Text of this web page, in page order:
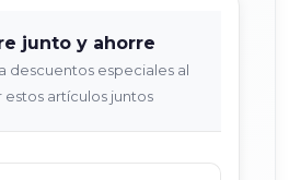
junto y ahorre
descuentos especiales al
estos artículos juntos